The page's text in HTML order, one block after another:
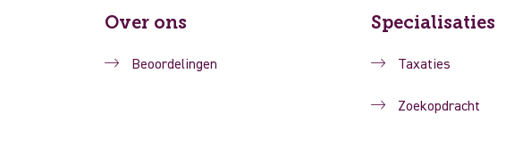
Over ons
Beoordelingen
Specialisaties
Taxaties
Zoekopdracht